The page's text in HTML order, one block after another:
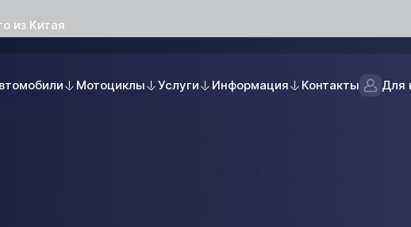
из Китая
Мотоциклы Услуги Информация Контакты Для